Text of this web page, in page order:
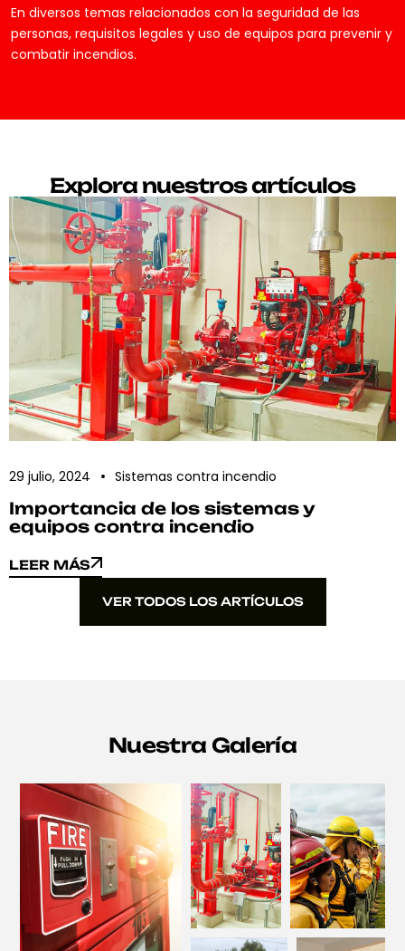
En diversos temas relacionados con la seguridad de las
personas, requisitos legales y uso de equipos para prevenir y
combatir incendios.
Explora nuestros artículos
29 julio, 2024 Sistemas contra incendio
Importancia de los sistemas y
equipos contra incendio​
LEER MÁS
LEER MÁS
VER TODOS LOS ARTÍCULOS
Nuestra Galería